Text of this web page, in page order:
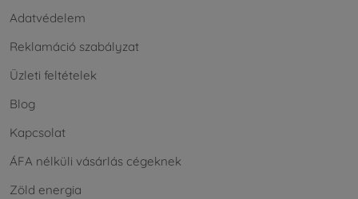
Adatvédelem
Reklamáció szabályzat
Üzleti feltételek
Blog
Kapcsolat
ÁFA nélküli vásárlás cégeknek
Zöld energia